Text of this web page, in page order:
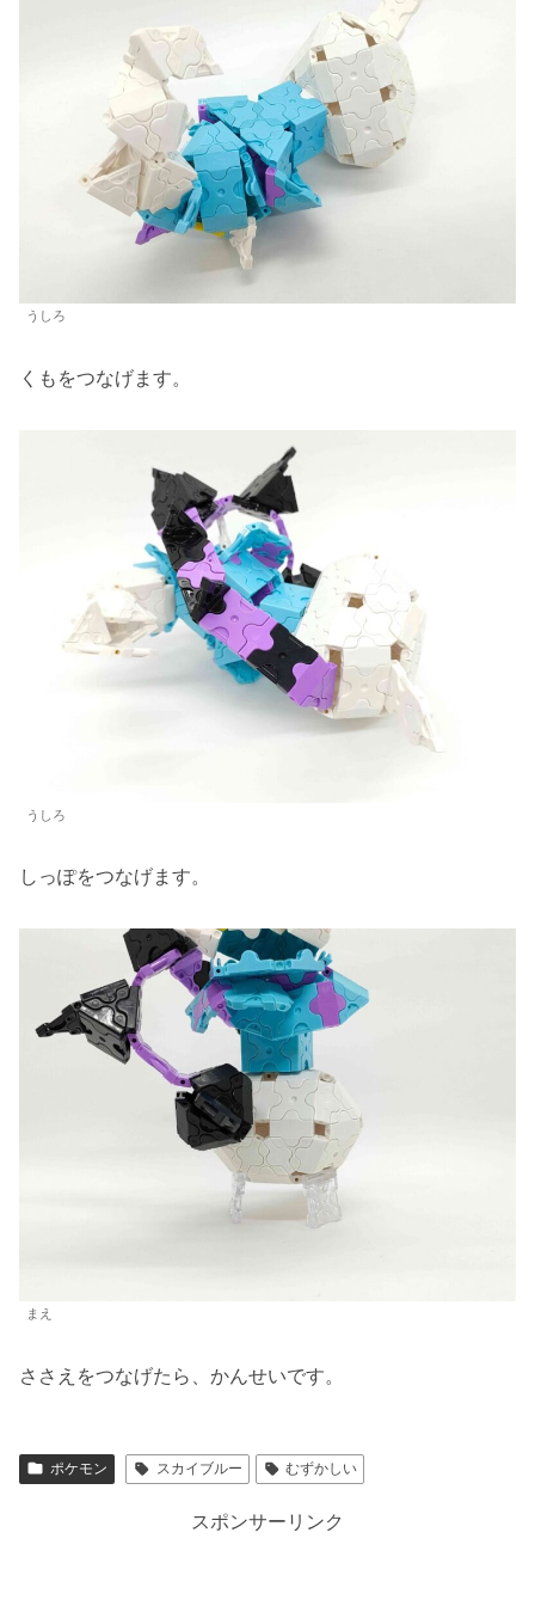
うしろ
くもをつなげます。
うしろ
しっぽをつなげます。
まえ
ささえをつなげたら、かんせいです。
ポケモン スカイブルー むずかしい
スポンサーリンク